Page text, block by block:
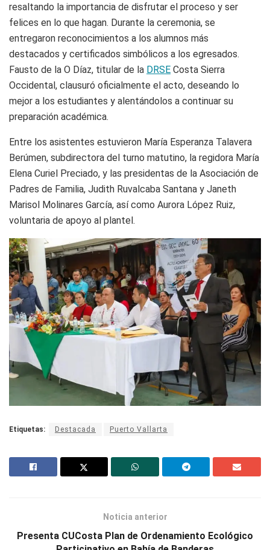
resaltando la importancia de disfrutar el proceso y ser
felices en lo que hagan. Durante la ceremonia, se
entregaron reconocimientos a los alumnos más
destacados y certificados simbólicos a los egresados.
Fausto de la O Díaz, titular de la DRSE Costa Sierra
Occidental, clausuró oficialmente el acto, deseando lo
mejor a los estudiantes y alentándolos a continuar su
preparación académica.
Entre los asistentes estuvieron María Esperanza Talavera
Berúmen, subdirectora del turno matutino, la regidora María
Elena Curiel Preciado, y las presidentas de la Asociación de
Padres de Familia, Judith Ruvalcaba Santana y Janeth
Marisol Molinares García, así como Aurora López Ruiz,
voluntaria de apoyo al plantel.
Etiquetas: Destacada Puerto Vallarta
Noticia anterior
Presenta CUCosta Plan de Ordenamiento Ecológico